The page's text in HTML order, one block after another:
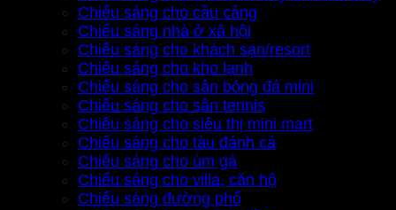
Chiếu sáng cho cầu cảng
Chiếu sáng nhà ở xã hội
Chiếu sáng cho khách sạn/resort
Chiếu sáng cho kho lạnh
Chiếu sáng cho sân bóng đá mini
Chiếu sáng cho sân tennis
Chiếu sáng cho siêu thị mini mart
Chiếu sáng cho tàu đánh cá
Chiếu sáng cho úm gà
Chiếu sáng cho villa, căn hộ
Chiếu sáng đường phố